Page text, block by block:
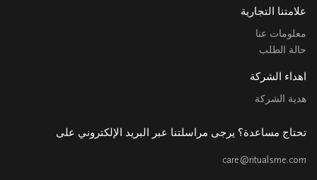
علامتنا التجارية
معلومات عنا
حالة الطلب
اهداء الشركة
هدية الشركة
تحتاج مساعدة؟ يرجى مراسلتنا عبر البريد الإلكتروني على
care@ritualsme.com